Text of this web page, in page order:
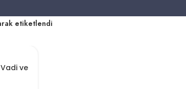
etiketlendi
ve